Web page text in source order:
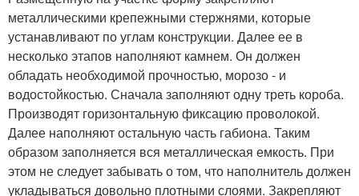
металлическими крепежными стержнями, которые
устанавливают по углам конструкции. Далее ее в
несколько этапов наполняют камнем. Он должен
обладать необходимой прочностью, морозо - и
водостойкостью. Сначала заполняют одну треть короба.
Производят горизонтальную фиксацию проволокой.
Далее наполняют остальную часть габиона. Таким
образом заполняется вся металлическая емкость. При
этом не следует забывать о том, что наполнитель должен
укладываться довольно плотными слоями. Закрепляют